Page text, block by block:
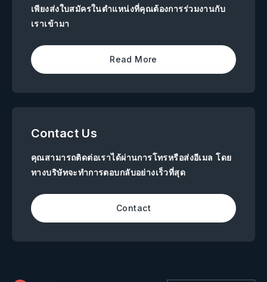
เพียงส่งใบสมัครในตำแหน่งที่คุณต้องการร่วมงานกับ
เราเข้ามา
Read More
Contact Us
คุณสามารถติดต่อเราได้ผ่านการโทรหรือส่งอีเมล โดย
ทางบริษัทจะทำการตอบกลับอย่างเร็วที่สุด
Contact